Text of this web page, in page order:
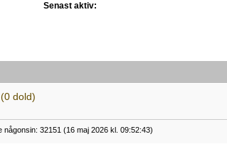
Senast aktiv:
dold)
någonsin: 32151 (16 maj 2026 kl. 09:52:43)